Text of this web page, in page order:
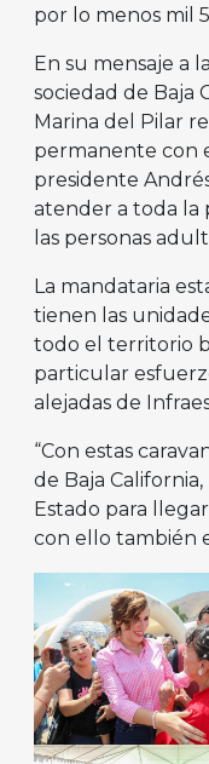
por lo menos mil
En su mensaje a
sociedad de Baja
Marina del Pilar
permanente con
presidente
atender a toda la
las personas
La mandataria
tienen las
todo el territorio
particular
alejadas de
“Con estas
de Baja
Estado para
con ello también